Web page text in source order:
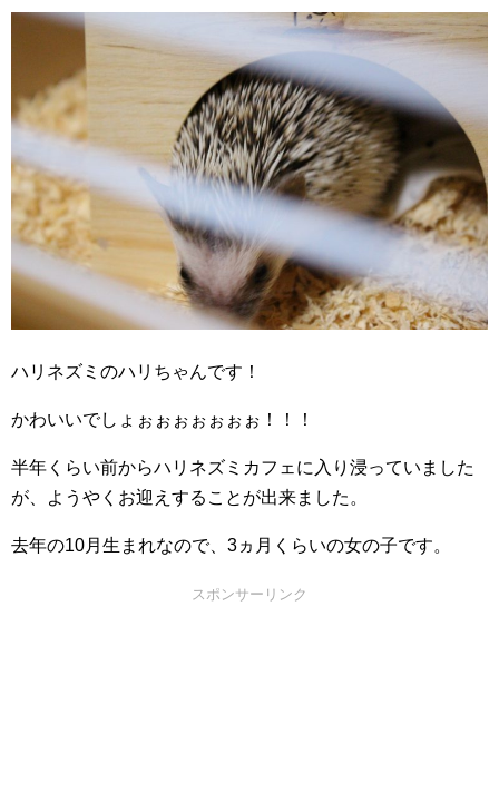
ハリネズミのハリちゃんです！
かわいいでしょぉぉぉぉぉぉぉ！！！
半年くらい前からハリネズミカフェに入り浸っていました
が、ようやくお迎えすることが出来ました。
去年の10月生まれなので、3ヵ月くらいの女の子です。
スポンサーリンク